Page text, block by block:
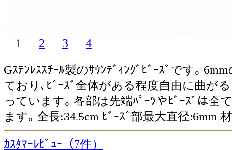
1 2 3 4
Gｽﾃﾝﾚｽｽﾁｰﾙ製のｻｳﾝﾃﾞｨﾝｸﾞﾋﾞｰｽﾞです｡
ており､ﾋﾞｰｽﾞ全体がある程度自由に曲が
っています｡ 各部は先端ﾊﾟｰﾂやﾋﾞｰｽﾞは
ます｡ 全長:34.5cm ﾋﾞｰｽﾞ部最大直径:6mm
ｶｽﾀﾏｰﾚﾋﾞｭｰ（7件）